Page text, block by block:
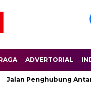
ADVERTORIAL
Antar Desa